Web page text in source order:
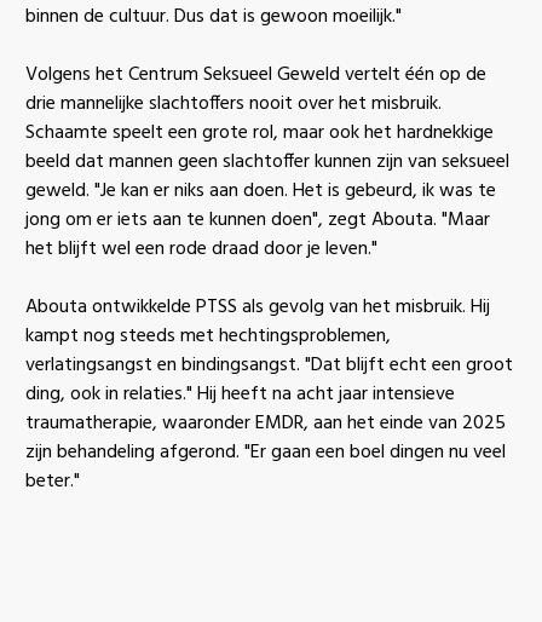
binnen de cultuur. Dus dat is gewoon moeilijk."
Volgens het Centrum Seksueel Geweld vertelt één op de
drie mannelijke slachtoffers nooit over het misbruik.
Schaamte speelt een grote rol, maar ook het hardnekkige
beeld dat mannen geen slachtoffer kunnen zijn van seksueel
geweld. "Je kan er niks aan doen. Het is gebeurd, ik was te
jong om er iets aan te kunnen doen", zegt Abouta. "Maar
het blijft wel een rode draad door je leven."
Abouta ontwikkelde PTSS als gevolg van het misbruik. Hij
kampt nog steeds met hechtingsproblemen,
verlatingsangst en bindingsangst. "Dat blijft echt een groot
ding, ook in relaties." Hij heeft na acht jaar intensieve
traumatherapie, waaronder EMDR, aan het einde van 2025
zijn behandeling afgerond. "Er gaan een boel dingen nu veel
beter."